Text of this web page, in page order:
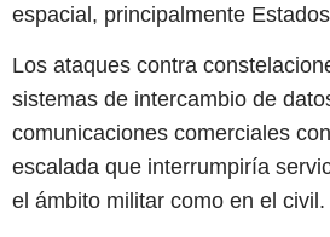
espacial, principalmente
Los ataques contra
sistemas de intercambio de
comunicaciones comerciales
escalada que interrumpiría
el ámbito militar como en el civil.